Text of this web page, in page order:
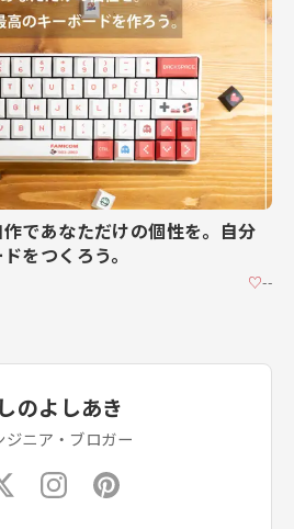
作であなただけの個性を。自分
をつくろう。
♡--
のよしあき
ジニア・ブロガー